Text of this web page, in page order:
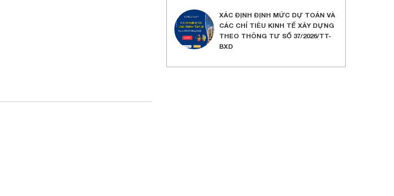
XÁC ĐỊNH ĐỊNH MỨC DỰ TOÁN VÀ
CÁC CHỈ TIÊU KINH TẾ XÂY DỰNG
THEO THÔNG TƯ SỐ 37/2026/TT-
BXD